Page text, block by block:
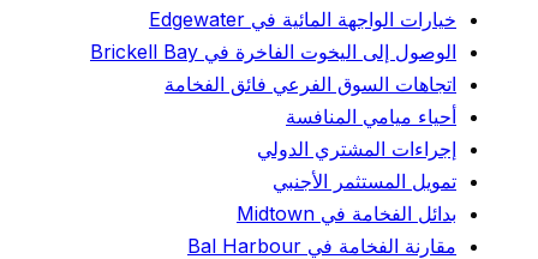
خيارات الواجهة المائية في Edgewater
الوصول إلى اليخوت الفاخرة في Brickell Bay
اتجاهات السوق الفرعي فائق الفخامة
أحياء ميامي المنافسة
إجراءات المشتري الدولي
تمويل المستثمر الأجنبي
بدائل الفخامة في Midtown
مقارنة الفخامة في Bal Harbour